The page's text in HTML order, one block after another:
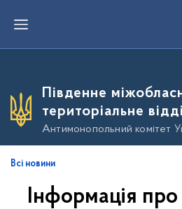
е
о
о
в
Південне
територіальне
Антимонопольний комітет
Всі новини
Інформація